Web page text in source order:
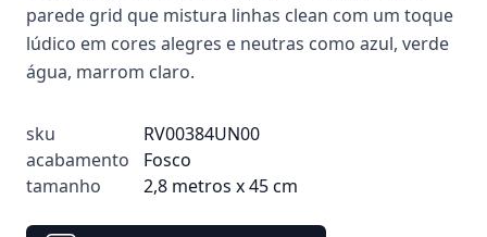
parede grid que mistura linhas clean com um toque
lúdico em cores alegres e neutras como azul, verde
água, marrom claro.
sku
RV00384UN00
acabamento
Fosco
tamanho
2,8 metros x 45 cm